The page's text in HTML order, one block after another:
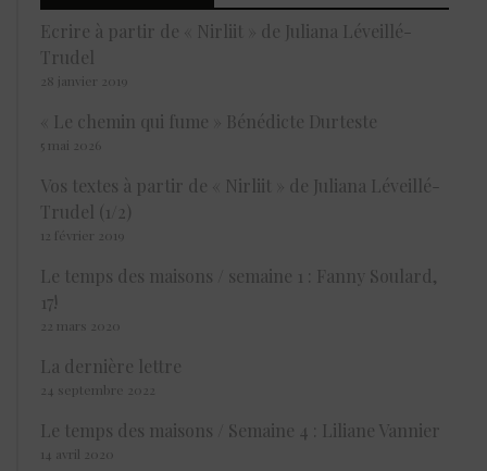
Ecrire à partir de « Nirliit » de Juliana Léveillé-
Trudel
28 janvier 2019
« Le chemin qui fume » Bénédicte Durteste
5 mai 2026
Vos textes à partir de « Nirliit » de Juliana Léveillé-
Trudel (1/2)
12 février 2019
Le temps des maisons / semaine 1 : Fanny Soulard,
17!
22 mars 2020
La dernière lettre
24 septembre 2022
Le temps des maisons / Semaine 4 : Liliane Vannier
14 avril 2020